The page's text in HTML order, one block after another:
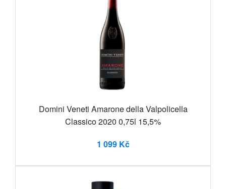
Domini Veneti Amarone della Valpolicella
Classico 2020 0,75l 15,5%
1 099 Kč